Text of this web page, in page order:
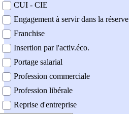
CUI - CIE
Engagement à servir dans la réserve
Franchise
Insertion par l'activ.éco.
Portage salarial
Profession commerciale
Profession libérale
Reprise d'entreprise